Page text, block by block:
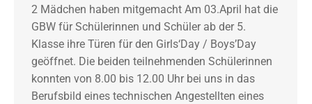
2 Mädchen haben mitgemacht Am 03.April hat die
GBW für Schülerinnen und Schüler ab der 5.
Klasse ihre Türen für den Girls‘Day / Boys’Day
geöffnet. Die beiden teilnehmenden Schülerinnen
konnten von 8.00 bis 12.00 Uhr bei uns in das
Berufsbild eines technischen Angestellten eines